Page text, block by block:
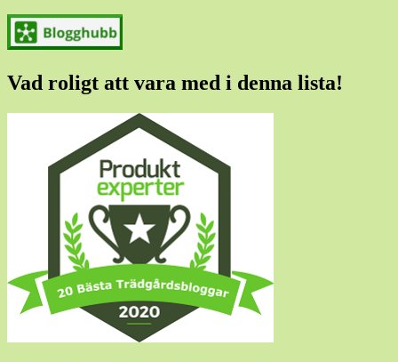
Vad roligt att vara med i denna lista!